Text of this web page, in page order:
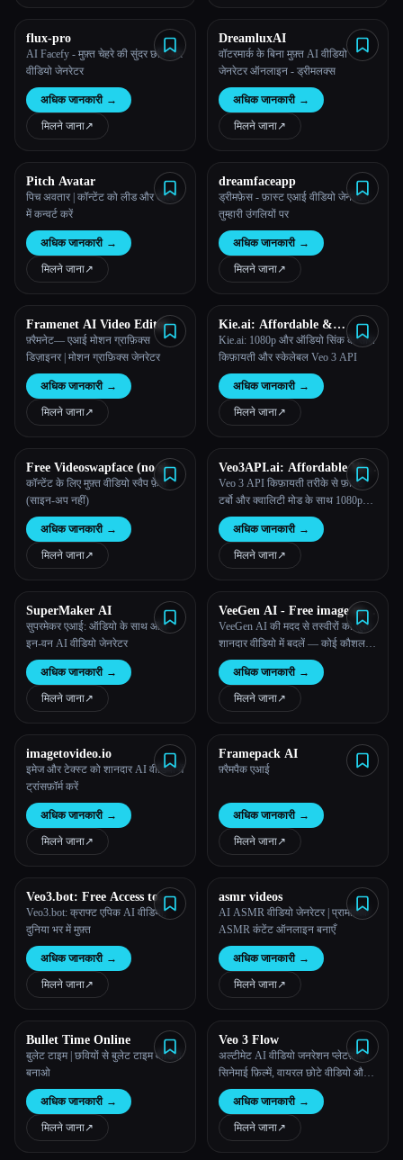
flux-pro
AI Facefy - मुफ़्त चेहरे की सुंदर छवि और
वीडियो जेनरेटर
अधिक जानकारी →
मिलने जाना↗︎
DreamluxAI
वॉटरमार्क के बिना मुफ़्त AI वीडियो
जेनरेटर ऑनलाइन - ड्रीमलक्स
अधिक जानकारी →
मिलने जाना↗︎
Pitch Avatar
पिच अवतार | कॉन्टेंट को लीड और डील्स
में कन्वर्ट करें
अधिक जानकारी →
मिलने जाना↗︎
dreamfaceapp
ड्रीमफ़ेस - फ़ास्ट एआई वीडियो जेनरेटर,
तुम्हारी उंगलियों पर
अधिक जानकारी →
मिलने जाना↗︎
Framenet AI Video Editor
फ़्रैमनेट— एआई मोशन ग्राफ़िक्स
डिज़ाइनर | मोशन ग्राफ़िक्स जेनरेटर
अधिक जानकारी →
मिलने जाना↗︎
Kie.ai: Affordable &
Scalable Veo 3 API
Kie.ai: 1080p और ऑडियो सिंक के साथ
किफ़ायती और स्केलेबल Veo 3 API
अधिक जानकारी →
मिलने जाना↗︎
Free Videoswapface (no sign-
up)
कॉन्टेंट के लिए मुफ़्त वीडियो स्वैप फ़ेस
(साइन-अप नहीं)
अधिक जानकारी →
मिलने जाना↗︎
Veo3API.ai: Affordable Veo
3 API with Fast/Turbo &
Quality Modes
Veo 3 API किफ़ायती तरीके से फ़ास्ट/
टर्बो और क्वालिटी मोड के साथ 1080p
वीडियो बनाता है।
अधिक जानकारी →
मिलने जाना↗︎
SuperMaker AI
सुपरमेकर एआई: ऑडियो के साथ ऑल-
इन-वन AI वीडियो जेनरेटर
अधिक जानकारी →
मिलने जाना↗︎
VeeGen AI - Free image to
video AI
VeeGen AI की मदद से तस्वीरों को तुरंत
शानदार वीडियो में बदलें — कोई कौशल
नहीं, कोई वॉटरमार्क नहीं। एनिमेशन,
स्टोरीबोर्ड और कॉन्टेंट पहले से कहीं ज़्यादा
तेज़ी से बनाएं।
अधिक जानकारी →
मिलने जाना↗︎
imagetovideo.io
इमेज और टेक्स्ट को शानदार AI वीडियो में
ट्रांसफ़ॉर्म करें
अधिक जानकारी →
मिलने जाना↗︎
Framepack AI
फ़्रैमपैक एआई
अधिक जानकारी →
मिलने जाना↗︎
Veo3.bot: Free Access to
Google Veo 3 AI Video
Generation with Native
Audio
Veo3.bot: क्राफ्ट एपिक AI वीडियो,
दुनिया भर में मुफ़्त
अधिक जानकारी →
मिलने जाना↗︎
asmr videos
AI ASMR वीडियो जेनरेटर | प्रामाणिक
ASMR कंटेंट ऑनलाइन बनाएँ
अधिक जानकारी →
मिलने जाना↗︎
Bullet Time Online
बुलेट टाइम | छवियों से बुलेट टाइम वीडियो
बनाओ
अधिक जानकारी →
मिलने जाना↗︎
Veo 3 Flow
अल्टीमेट AI वीडियो जनरेशन प्लेटफ़ॉर्म।
सिनेमाई फ़िल्में, वायरल छोटे वीडियो और
पेशेवर व्यावसायिक कॉन्टेंट बनाएं। Veo 3
AI तकनीक के साथ किसी भी विचार को
शानदार 8K वीडियो में ट्रांसफ़ॉर्म करें।
अधिक जानकारी →
मिलने जाना↗︎